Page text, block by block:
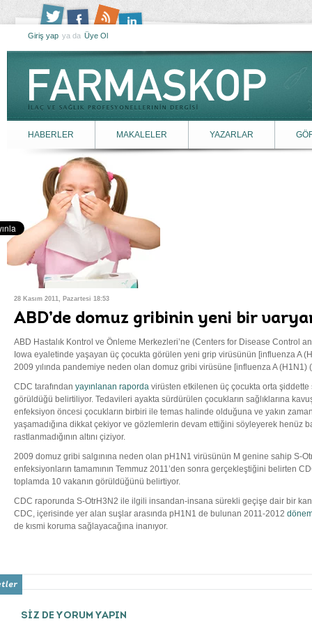
Giriş yap ya da Üye Ol
HABERLER MAKALELER YAZARLAR
28 Kasım 2011, Pazartesi 18:53
ABD’de domuz gribinin yeni bir
ABD Hastalık Kontrol ve Önleme Merkezleri’ne (Centers for Disease Control
Iowa eyaletinde yaşayan üç çocukta görülen yeni grip virüsünün [influenza A
2009 yılında pandemiye neden olan domuz gribi virüsüne [influenza A
CDC tarafından yayınlanan raporda virüsten etkilenen üç çocukta orta şiddette
görüldüğü belirtiliyor. Tedavileri ayakta sürdürülen çocukların sağlıklarına
enfeksiyon öncesi çocukların birbiri ile temas halinde olduğuna ve yakın
yaşamadığına dikkat çekiyor ve gözlemlerin devam ettiğini söyleyerek henüz
rastlanmadığının altını çiziyor.
2009 domuz gribi salgınına neden olan pH1N1 virüsünün M genine sahip S-
enfeksiyonların tamamının Temmuz 2011’den sonra gerçekleştiğini belirten
toplamda 10 vakanın görüldüğünü belirtiyor.
CDC raporunda S-OtrH3N2 ile ilgili insandan-insana sürekli geçişe dair bir
CDC, içerisinde yer alan suşlar arasında pH1N1 de bulunan 2011-2012
de kısmi koruma sağlayacağına inanıyor.
SİZ DE YORUM YAPIN